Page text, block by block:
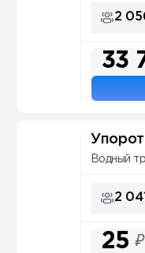
2
33
Водный
2
25 ₽